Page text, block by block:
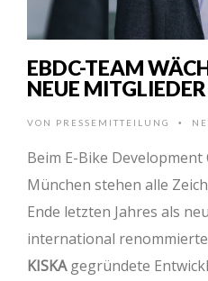
EBDC-TEAM
NEUE MITGLIEDER
VON PRESSEMITTEILUNG •
Beim E-Bike Development
München stehen alle
Ende letzten Jahres als
international
KISKAgegründete